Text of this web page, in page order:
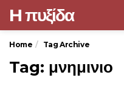
H πυξίδα
Home Tag Archive
Tag: μνημινιο